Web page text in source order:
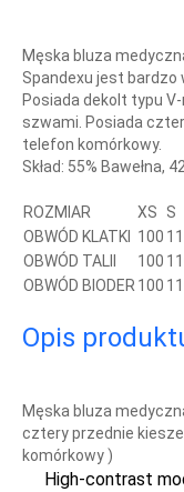
Męska bluza
Spandexu jest
Posiada dekolt typu
szwami. Posiada
telefon komórkowy.
Skład: 55% Bawełna,
ROZMIAR XS S
OBWÓD KLATKI
100
OBWÓD TALII
100
OBWÓD BIODER100
Opis
Męska bluza
cztery przednie
komórkowy )
High-contrast